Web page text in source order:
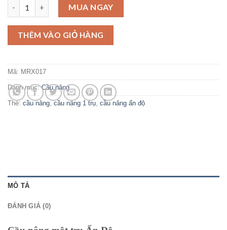
MUA NGAY
THÊM VÀO GIỎ HÀNG
Mã: MRX017
Danh mục:Cầu nâng
Thẻ: cầu nâng,cầu nâng 1 trụ cầu nâng ấn độ
MÔ TẢ
ĐÁNH GIÁ (0)